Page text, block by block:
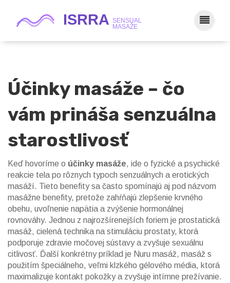
Účinky masáže – čo
vám prináša senzuálna
starostlivosť
Keď hovoríme o účinky masáže, ide o fyzické a psychické
reakcie tela po rôznych typoch senzuálnych a erotických
masáží. Tieto benefity sa často spomínajú aj pod názvom
masážne benefity, pretože zahŕňajú zlepšenie krvného
obehu, uvoľnenie napätia a zvýšenie hormonálnej
rovnováhy. Jednou z najrozšírenejších foriem je prostatická
masáž, cielená technika na stimuláciu prostaty, ktorá
podporuje zdravie močovej sústavy a zvyšuje sexuálnu
citlivosť. Ďalší konkrétny príklad je Nuru masáž, masáž s
použitím špeciálneho, veľmi klzkého gélového média, ktorá
maximalizuje kontakt pokožky a zvyšuje intímne prežívanie.